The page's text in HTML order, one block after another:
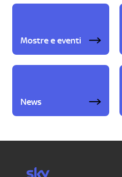
Mostre e eventi
News